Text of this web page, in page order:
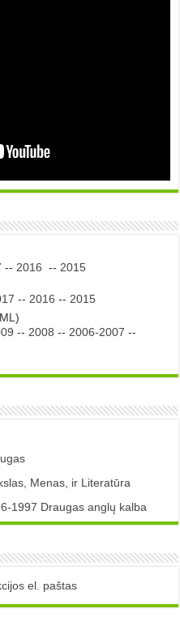
-- 2016 -- 2015
-- 2016 -- 2015
-- 2008 -- 2006-2007 --
Menas, ir Literatūra
1997 Draugas anglų kalba
el. paštas